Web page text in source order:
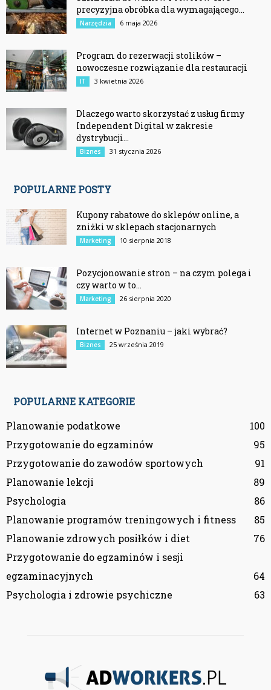
precyzyjna obróbka dla wymagającego...
Narzędzia 6 maja 2026
Program do rezerwacji stolików –
nowoczesne rozwiązanie dla restauracji
IT 3 kwietnia 2026
Dlaczego warto skorzystać z usług firmy
Independent Digital w zakresie
dystrybucji...
Biznes 31 stycznia 2026
POPULARNE POSTY
Kupony rabatowe do sklepów online, a
zniżki w sklepach stacjonarnych
Marketing 10 sierpnia 2018
Pozycjonowanie stron – na czym polega i
czy warto w to...
Marketing 26 sierpnia 2020
Internet w Poznaniu – jaki wybrać?
Biznes 25 września 2019
POPULARNE KATEGORIE
Planowanie podatkowe
100
Przygotowanie do egzaminów
95
Przygotowanie do zawodów sportowych
91
Planowanie lekcji
89
Psychologia
86
Planowanie programów treningowych i fitness
85
Planowanie zdrowych posiłków i diet
76
Przygotowanie do egzaminów i sesji
egzaminacyjnych
64
Psychologia i zdrowie psychiczne
63